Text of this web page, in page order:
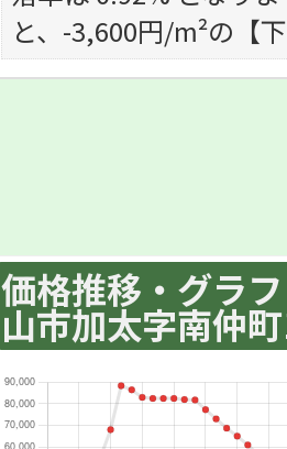
と、-3,600円/m²の【
価格推移・グラ
山市加太字南仲